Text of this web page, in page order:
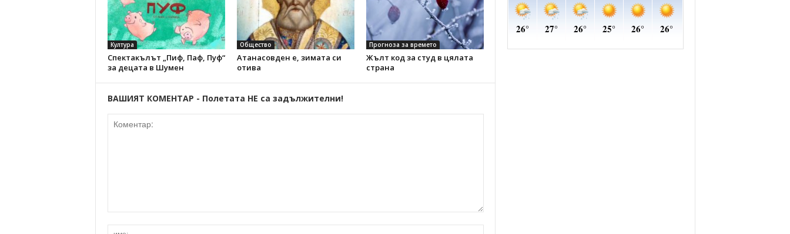
Култура
Спектакълът „Пиф, Паф, Пуф“
за децата в Шумен
Общество
Атанасовден е, зимата си
отива
Прогноза за времето
Жълт код за студ в цялата
страна
ВАШИЯТ КОМЕНТАР - Полетата НЕ са задължителни!